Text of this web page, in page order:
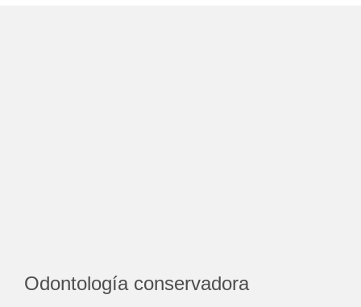
Odontología conservadora